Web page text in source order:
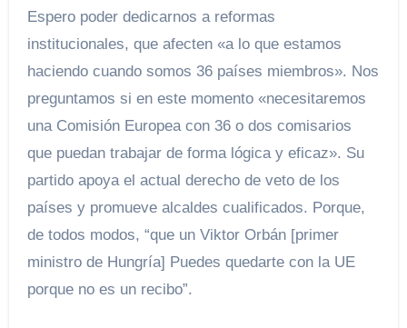
Espero poder dedicarnos a reformas
institucionales, que afecten «a lo que estamos
haciendo cuando somos 36 países miembros». Nos
preguntamos si en este momento «necesitaremos
una Comisión Europea con 36 o dos comisarios
que puedan trabajar de forma lógica y eficaz». Su
partido apoya el actual derecho de veto de los
países y promueve alcaldes cualificados. Porque,
de todos modos, “que un Viktor Orbán [primer
ministro de Hungría] Puedes quedarte con la UE
porque no es un recibo”.